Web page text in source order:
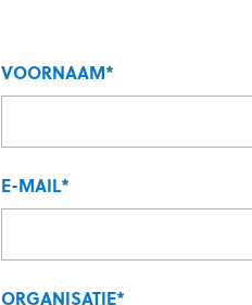
VOORNAAM*
E-MAIL*
ORGANISATIE*